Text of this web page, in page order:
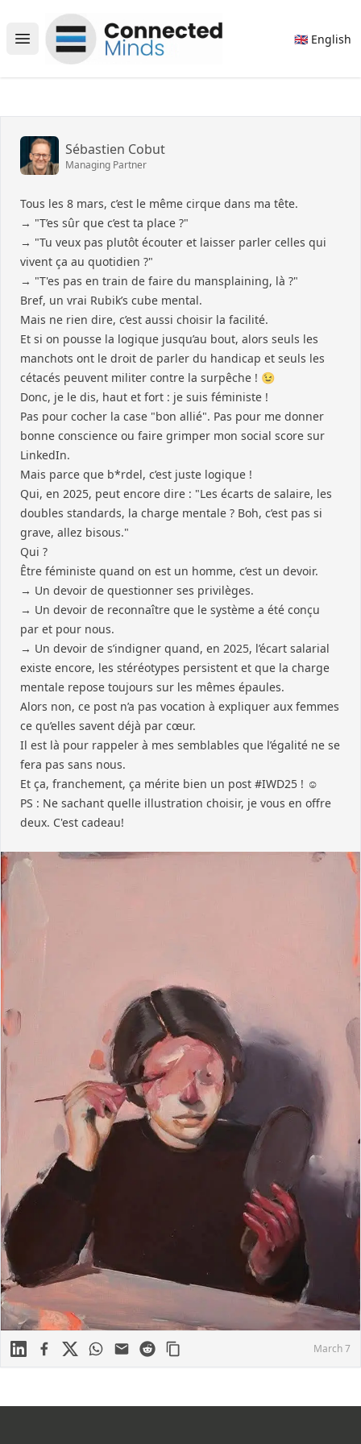
Open main menu
Connected Minds
🇬🇧 English
Sébastien Cobut
Managing Partner
Tous les 8 mars, c’est le même cirque dans ma tête.
→ "T’es sûr que c’est ta place ?"
→ "Tu veux pas plutôt écouter et laisser parler celles qui
vivent ça au quotidien ?"
→ "T'es pas en train de faire du mansplaining, là ?"
Bref, un vrai Rubik’s cube mental.
Mais ne rien dire, c’est aussi choisir la facilité.
Et si on pousse la logique jusqu’au bout, alors seuls les
manchots ont le droit de parler du handicap et seuls les
cétacés peuvent militer contre la surpêche ! 😉
Donc, je le dis, haut et fort : je suis féministe !
Pas pour cocher la case "bon allié". Pas pour me donner
bonne conscience ou faire grimper mon social score sur
LinkedIn.
Mais parce que b*rdel, c’est juste logique !
Qui, en 2025, peut encore dire : "Les écarts de salaire, les
doubles standards, la charge mentale ? Boh, c’est pas si
grave, allez bisous."
Qui ?
Être féministe quand on est un homme, c’est un devoir.
→ Un devoir de questionner ses privilèges.
→ Un devoir de reconnaître que le système a été conçu
par et pour nous.
→ Un devoir de s’indigner quand, en 2025, l’écart salarial
existe encore, les stéréotypes persistent et que la charge
mentale repose toujours sur les mêmes épaules.
Alors non, ce post n’a pas vocation à expliquer aux femmes
ce qu’elles savent déjà par cœur.
Il est là pour rappeler à mes semblables que l’égalité ne se
fera pas sans nous.
Et ça, franchement, ça mérite bien un post #IWD25 ! ☺️
PS : Ne sachant quelle illustration choisir, je vous en offre
deux. C'est cadeau!
LinkedinFacebook
X WhatsApp
Mail Reddit March 7